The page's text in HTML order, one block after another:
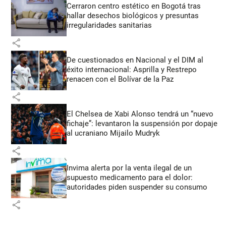
Cerraron centro estético en Bogotá tras
hallar desechos biológicos y presuntas
irregularidades sanitarias
share
De cuestionados en Nacional y el DIM al
éxito internacional: Asprilla y Restrepo
renacen con el Bolívar de la Paz
share
El Chelsea de Xabi Alonso tendrá un “nuevo
fichaje”: levantaron la suspensión por dopaje
al ucraniano Mijailo Mudryk
share
Invima alerta por la venta ilegal de un
supuesto medicamento para el dolor:
autoridades piden suspender su consumo
share